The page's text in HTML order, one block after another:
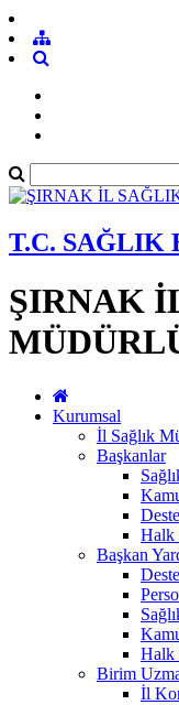
T.C. SAĞLIK
ŞIRNAK
Kurumsal
İl Sağlık
Başkanlar
Halk
Başkan
Halk
Birim
İl